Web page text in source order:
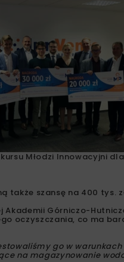
Młodzi Innowacyjni dla
także szansę na 400 tys.
Górniczo-
oczyszczania, co ma
go w
na magazynowanie